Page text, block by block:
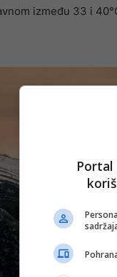
između 33 i
Portal